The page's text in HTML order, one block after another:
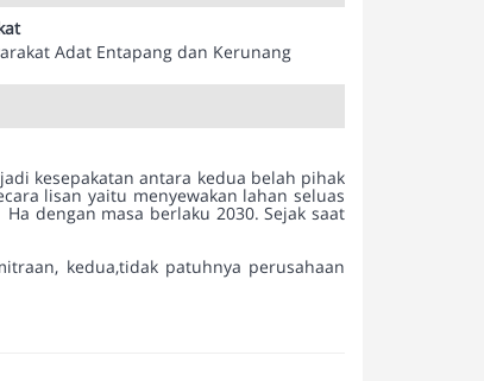
Adat Entapang dan Kerunang
kesepakatan antara kedua belah pihak
lisan yaitu menyewakan lahan seluas
dengan masa berlaku 2030. Sejak saat
kedua,tidak patuhnya perusahaan